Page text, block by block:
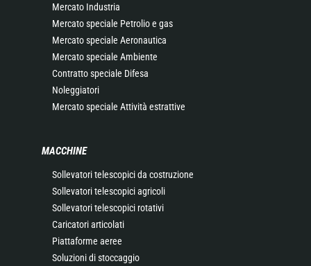
Mercato Industria
Mercato speciale Petrolio e gas
Mercato speciale Aeronautica
Mercato speciale Ambiente
Contratto speciale Difesa
Noleggiatori
Mercato speciale Attività estrattive
MACCHINE
Sollevatori telescopici da costruzione
Sollevatori telescopici agricoli
Sollevatori telescopici rotativi
Caricatori articolati
Piattaforme aeree
Soluzioni di stoccaggio